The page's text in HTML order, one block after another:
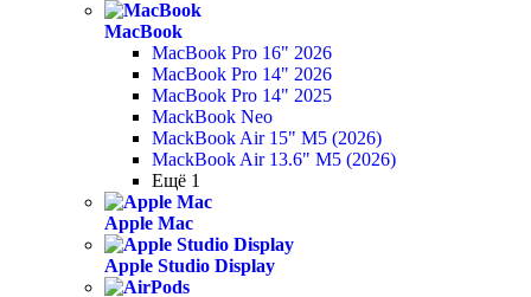
MacBook
MacBook Pro 16" 2026
MacBook Pro 14" 2026
MacBook Pro 14" 2025
MackBook Neo
MackBook Air 15" M5 (2026)
MackBook Air 13.6" M5 (2026)
Ещё 1
Apple Mac
Apple Studio Display